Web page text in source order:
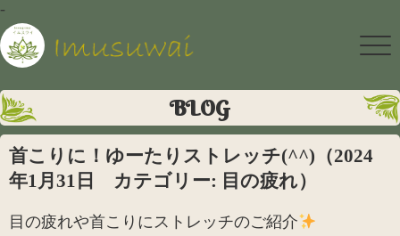
-
BLOG
首こりに！ゆーたりストレッチ(^^)（2024
年1月31日 カテゴリー: 目の疲れ）
目の疲れや首こりにストレッチのご紹介